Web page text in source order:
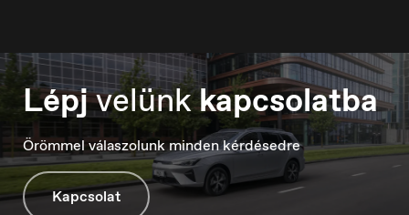
Italia
Italiano
Lépjvelünkkapcsolatba
Örömmel válaszolunk minden kérdésedre
Kapcsolat